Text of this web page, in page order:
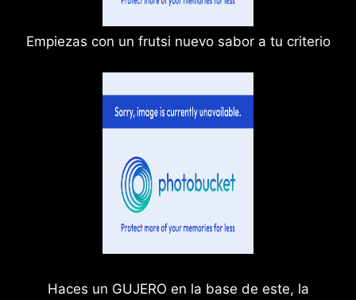
Empiezas con un frutsi nuevo sabor a tu criterio
Haces un GUJERO en la base de este, la